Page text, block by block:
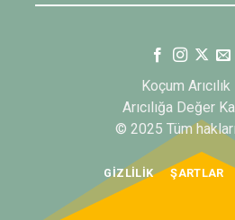
Koçum
Arıcılığa Değer
© 2025 Tüm hakları
GIZLILIK ŞARTLAR